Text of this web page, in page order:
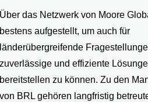
das Netzwerk von Moore
aufgestellt, um auch für
und effiziente
zu können. Zu den
BRL gehören langfristig